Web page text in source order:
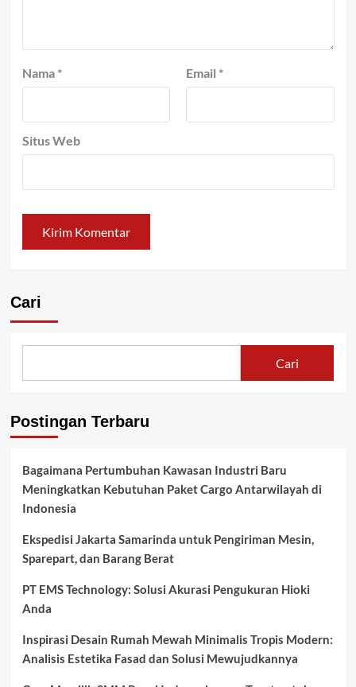
Nama * Email *
Situs Web
Cari
Cari
Postingan Terbaru
Bagaimana Pertumbuhan Kawasan Industri Baru
Meningkatkan Kebutuhan Paket Cargo Antarwilayah di
Indonesia
Ekspedisi Jakarta Samarinda untuk Pengiriman Mesin,
Sparepart, dan Barang Berat
PT EMS Technology: Solusi Akurasi Pengukuran Hioki
Anda
Inspirasi Desain Rumah Mewah Minimalis Tropis Modern:
Analisis Estetika Fasad dan Solusi Mewujudkannya